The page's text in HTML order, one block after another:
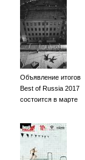
Объявление итогов
Best of Russia 2017
состоится в марте